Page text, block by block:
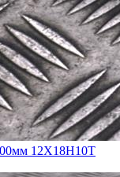
12Х18Н10Т